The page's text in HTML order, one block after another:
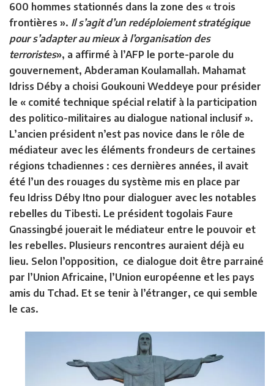
600 hommes stationnés dans la zone des « trois
frontières ». Il s’agit d’un redéploiement stratégique
pour s’adapter au mieux à l’organisation des
terroristes», a affirmé à l’AFP le porte-parole du
gouvernement, Abderaman Koulamallah. Mahamat
Idriss Déby a choisi Goukouni Weddeye pour présider
le « comité technique spécial relatif à la participation
des politico-militaires au dialogue national inclusif ».
L’ancien président n’est pas novice dans le rôle de
médiateur avec les éléments frondeurs de certaines
régions tchadiennes : ces dernières années, il avait
été l’un des rouages du système mis en place par
feu Idriss Déby Itno pour dialoguer avec les notables
rebelles du Tibesti. Le président togolais Faure
Gnassingbé jouerait le médiateur entre le pouvoir et
les rebelles. Plusieurs rencontres auraient déjà eu
lieu. Selon l’opposition, ce dialogue doit être parrainé
par l’Union Africaine, l’Union européenne et les pays
amis du Tchad. Et se tenir à l’étranger, ce qui semble
le cas.